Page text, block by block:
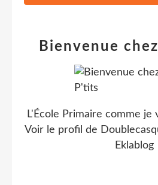
Bienvenue
L'École Primaire comme je
Voir le profil de
Eklablog